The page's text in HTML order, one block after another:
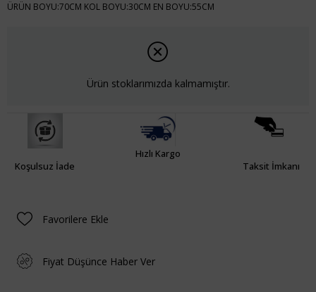
ÜRÜN BOYU:70CM KOL BOYU:30CM EN BOYU:55CM
Ürün stoklarımızda kalmamıştır.
Koşulsuz İade
Hızlı Kargo
Taksit İmkanı
Favorilere Ekle
Fiyat Düşünce Haber Ver